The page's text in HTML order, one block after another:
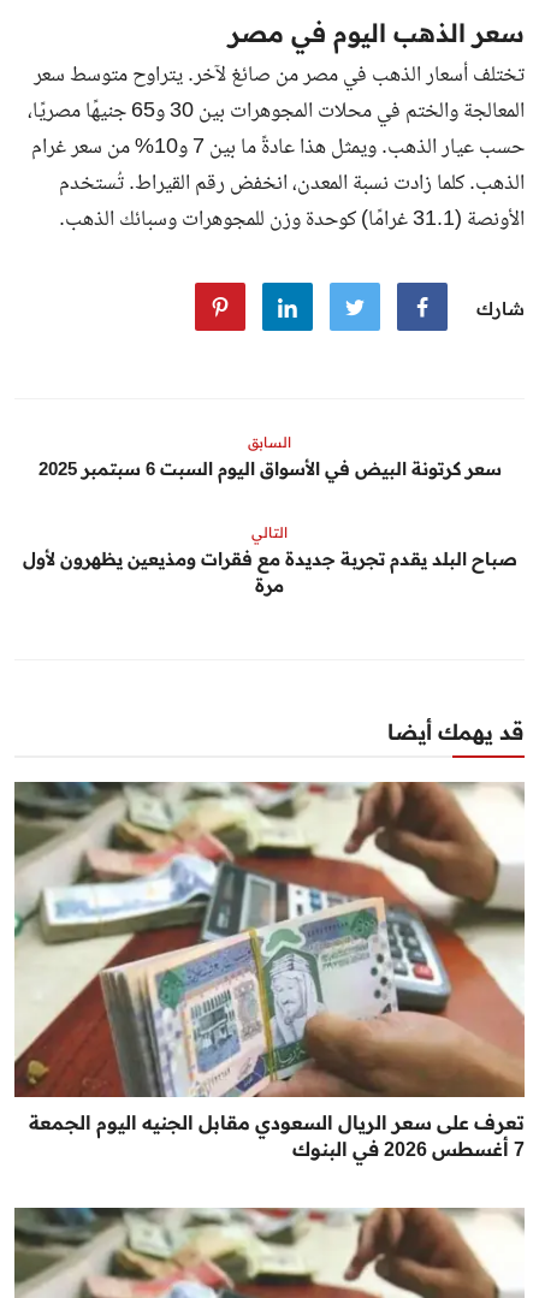
سعر الذهب اليوم في مصر
تختلف أسعار الذهب في مصر من صائغ لآخر. يتراوح متوسط سعر
المعالجة والختم في محلات المجوهرات بين 30 و65 جنيهًا مصريًا،
حسب عيار الذهب. ويمثل هذا عادةً ما بين 7 و10% من سعر غرام
الذهب. كلما زادت نسبة المعدن، انخفض رقم القيراط. تُستخدم
الأونصة (31.1 غرامًا) كوحدة وزن للمجوهرات وسبائك الذهب.
شارك
السابق
سعر كرتونة البيض في الأسواق اليوم السبت 6 سبتمبر 2025
التالي
صباح البلد يقدم تجربة جديدة مع فقرات ومذيعين يظهرون لأول
مرة
قد يهمك أيضا
تعرف على سعر الريال السعودي مقابل الجنيه اليوم الجمعة
7 أغسطس 2026 في البنوك